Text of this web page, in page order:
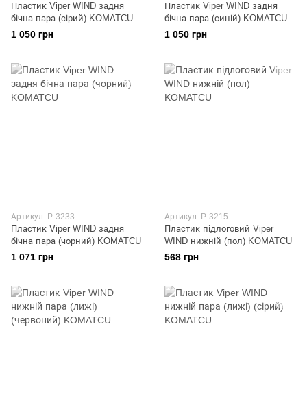
Пластик Viper WIND задня
бічна пара (сірий) KOMATCU
1 050 грн
Пластик Viper WIND задня
бічна пара (синій) KOMATCU
1 050 грн
Артикул: P-3233
Пластик Viper WIND задня
бічна пара (чорний) KOMATCU
1 071 грн
Артикул: P-3215
Пластик підлоговий Viper
WIND нижній (пол) KOMATCU
568 грн